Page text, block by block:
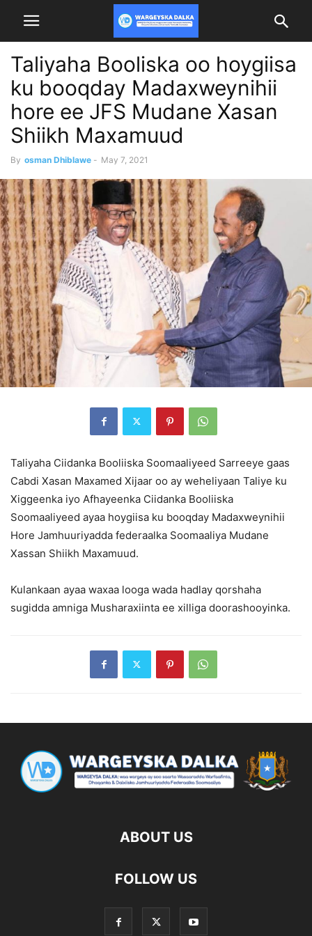
Taliyaha Booliska oo hoygiisa
ku booqday Madaxweynihii
hore ee JFS Mudane Xasan
Shiikh Maxamuud
By osman Dhiblawe - May 7, 2021
Taliyaha Ciidanka Booliiska Soomaaliyeed Sarreeye gaas
Cabdi Xasan Maxamed Xijaar oo ay weheliyaan Taliye ku
Xiggeenka iyo Afhayeenka Ciidanka Booliiska
Soomaaliyeed ayaa hoygiisa ku booqday Madaxweynihii
Hore Jamhuuriyadda federaalka Soomaaliya Mudane
Xassan Shiikh Maxamuud.
Kulankaan ayaa waxaa looga wada hadlay qorshaha
sugidda amniga Musharaxiinta ee xilliga doorashooyinka.
ABOUT US
FOLLOW US